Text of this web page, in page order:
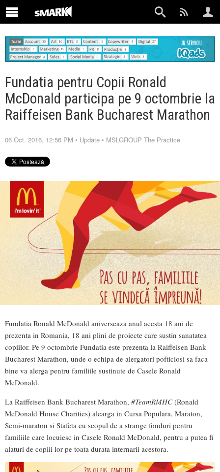
Fundatia pentru Copii Ronald
McDonald participa pe 9 octombrie la
Raiffeisen Bank Bucharest Marathon
06 Oct. 2016, 12:56 PM • Update • MSLGROUP The Practice
Fundatia Ronald McDonald aniverseaza anul acesta 18 ani de
prezenta in Romania, 18 ani plini de proiecte care sustin sanatatea
copiilor. Pe 9 octombrie Fundatia este prezenta la Raiffeisen Bank
Bucharest Marathon, unde o echipa de alergatori pofticiosi sa faca
bine va alerga pentru familiile sustinute de Casele Ronald
McDonald.
La Raiffeisen Bank Bucharest Marathon, #TeamRMHC(Ronald
McDonald House Charities) alearga in Cursa Populara, Maraton,
Semi-maraton si Stafeta cu scopul de a strange fonduri pentru
familiile care locuiesc in Casele Ronald McDonald, pentru a putea fi
alaturi de copiii lor pe toata durata internarii acestora.